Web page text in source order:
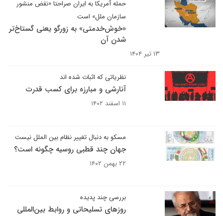
حمله آمریکا به ایران صراحتا «نقض منشور
سازمان ملل» است
«خوش‌خدمتی» به زورگو یعنی گستاخ‌تر
شدن آن‌
۱۳ تیر ۱۴۰۴
نظریاتی که اثبات شده اند
آنارشی و مبارزه برای کسب قدرت
۱۱ اسفند ۱۴۰۲
مسکو به دنبال تغییر نظام بین الملل نیست
جهان چند قطبی روسیه چگونه است؟
۲۲ بهمن ۱۴۰۲
بررسی چند پدیده
روزهای تسلیحاتی و روابط بین‌المللی